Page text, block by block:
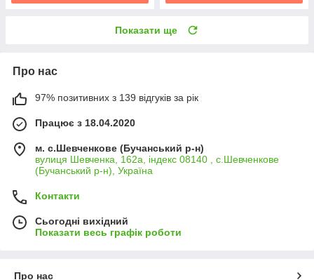
Показати ще
Про нас
97% позитивних з 139 відгуків за рік
Працює з 18.04.2020
м. с.Шевченкове (Бучанський р-н)
вулиця Шевченка, 162а, індекс 08140 , с.Шевченкове
(Бучанський р-н), Україна
Контакти
Сьогодні вихідний
Показати весь графік роботи
Про нас